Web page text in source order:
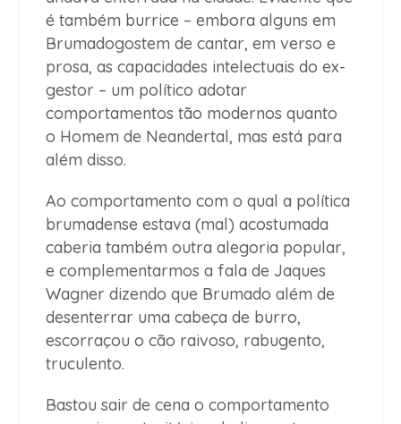
é também burrice – embora alguns em
Brumadogostem de cantar, em verso e
prosa, as capacidades intelectuais do ex-
gestor – um político adotar
comportamentos tão modernos quanto
o Homem de Neandertal, mas está para
além disso.
Ao comportamento com o qual a política
brumadense estava (mal) acostumada
caberia também outra alegoria popular,
e complementarmos a fala de Jaques
Wagner dizendo que Brumado além de
desenterrar uma cabeça de burro,
escorraçou o cão raivoso, rabugento,
truculento.
Bastou sair de cena o comportamento